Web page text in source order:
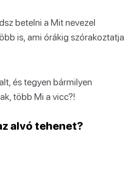
betelni a Mit nevezel
is, ami órákig szórakoztatja
és tegyen bármilyen
több Mi a vicc?!
alvó tehenet?